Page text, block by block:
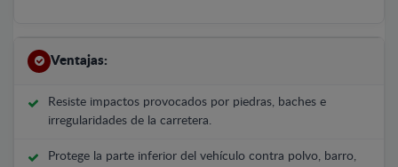
Ventajas:
Resiste impactos provocados por piedras, baches e
irregularidades de la carretera.
Protege la parte inferior del vehículo contra polvo, barro,